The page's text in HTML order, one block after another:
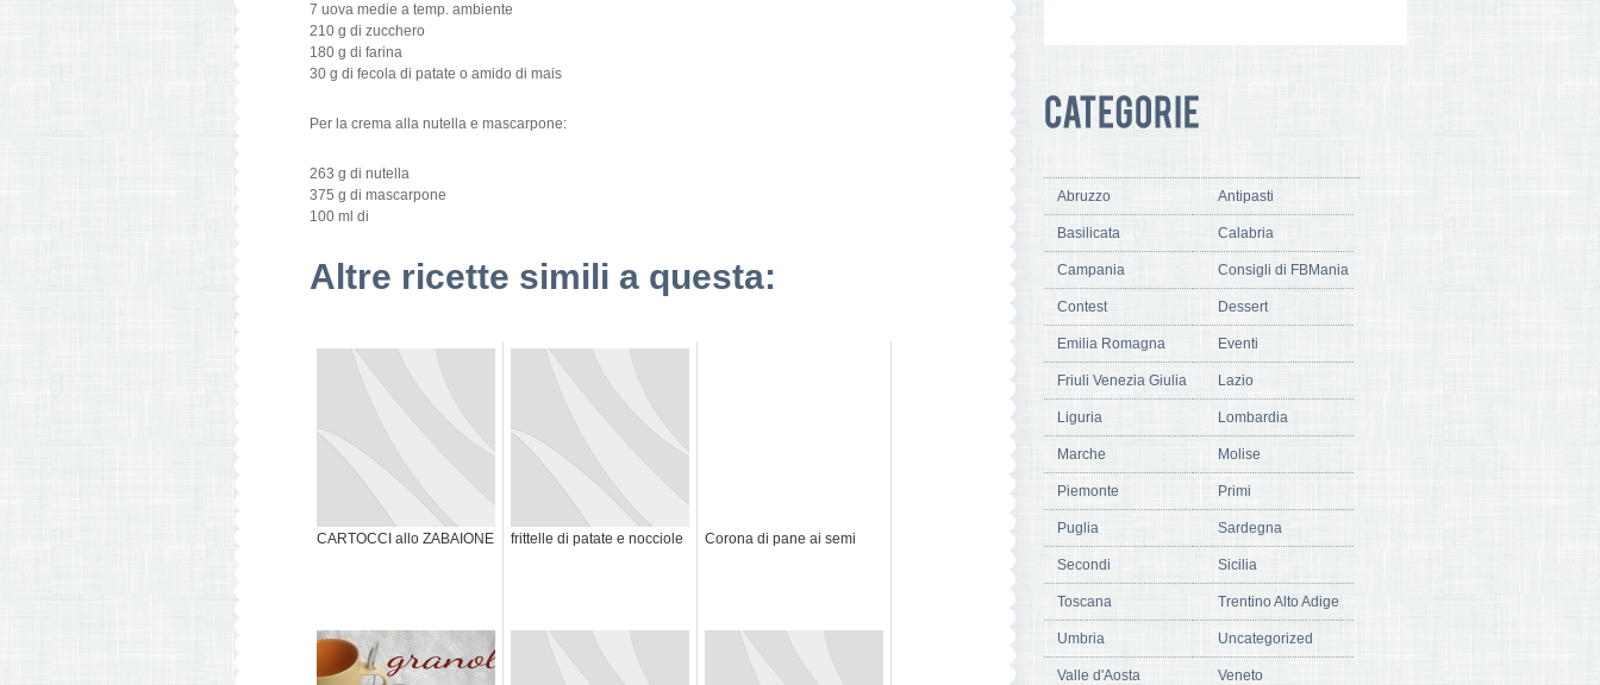
7 uova medie a temp. ambiente
210 g di zucchero
180 g di farina
30 g di fecola di patate o amido di mais
Per la crema alla nutella e mascarpone:
263 g di nutella
375 g di mascarpone
100 ml di
Altre ricette simili a questa:
CARTOCCI allo ZABAIONE frittelle di patate e nocciole Corona di pane ai semi
Abruzzo Antipasti
Basilicata Calabria
Campania Consigli di FBMania
Contest Dessert
Emilia Romagna Eventi
Friuli Venezia Giulia Lazio
Liguria Lombardia
Marche Molise
Piemonte Primi
Puglia Sardegna
Secondi Sicilia
Toscana Trentino Alto Adige
Umbria Uncategorized
Valle d'Aosta Veneto